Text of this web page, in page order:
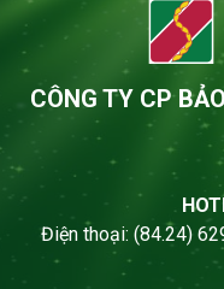
CÔNG TY CP
Điện thoại: (84.24)